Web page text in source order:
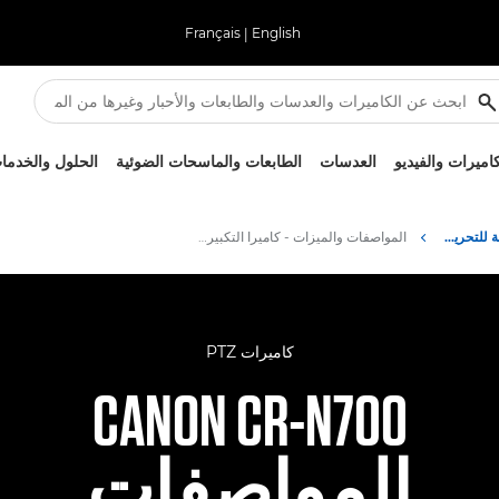
English
|
Français
والفيديو العدسات الطابعات والماسحات الضوئية الحلول
كاميرا التكبير/التصغير القابلة للتحريك والإمالة CR-N700 المخصصة للبث من Canon المواصفات والميزات - كاميرا التكبير/التصغير القابلة للتحريك والإمالة ZB 150 المخصصة للبث من Canon
كاميرات PTZ
CANON CR-N700